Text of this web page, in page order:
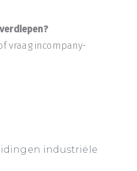
vraag incompany-
industriële